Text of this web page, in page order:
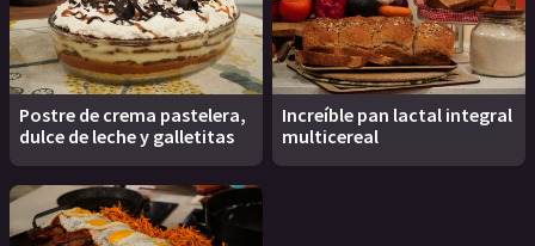
Postre de crema pastelera,
dulce de leche y galletitas
Increíble pan lactal integral
multicereal